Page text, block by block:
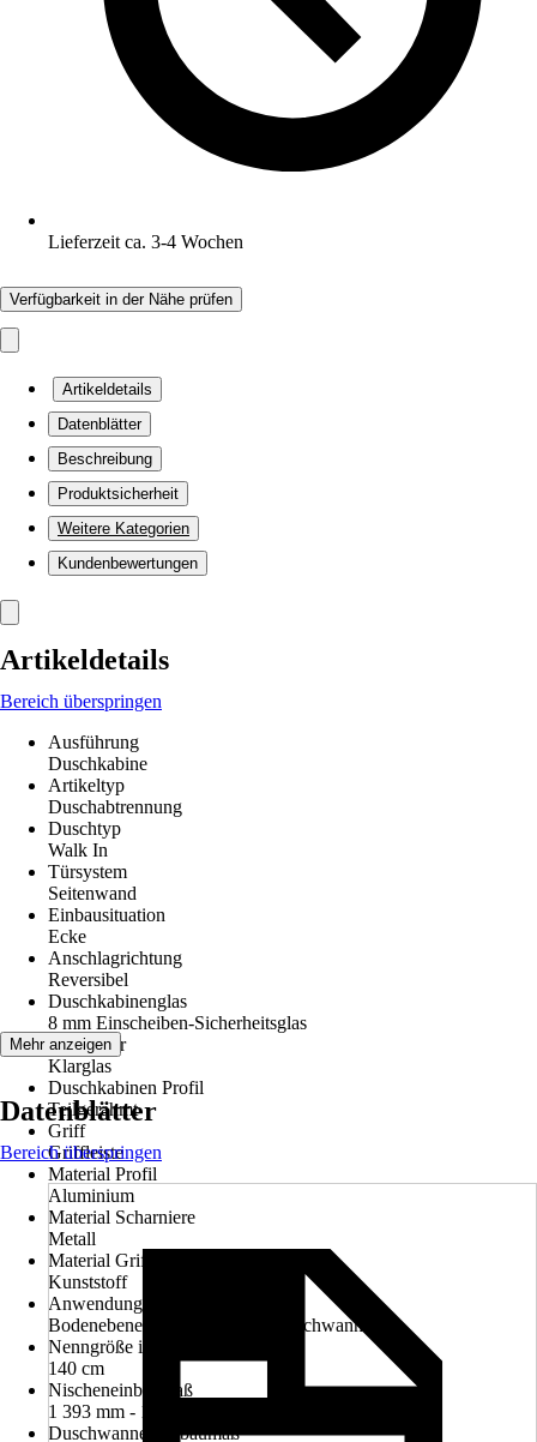
Lieferzeit ca. 3-4 Wochen
Verfügbarkeit in der Nähe prüfen
Artikeldetails
Datenblätter
Beschreibung
Produktsicherheit
Weitere Kategorien
Kundenbewertungen
Artikeldetails
Bereich überspringen
Ausführung
Duschkabine
Artikeltyp
Duschabtrennung
Duschtyp
Walk In
Türsystem
Seitenwand
Einbausituation
Ecke
Anschlagrichtung
Reversibel
Duschkabinenglas
8 mm Einscheiben-Sicherheitsglas
Glasdekor
Klarglas
Duschkabinen Profil
Teilgerahmt
Griff
Griffleiste
Material Profil
Aluminium
Material Scharniere
Metall
Material Griff
Kunststoff
Anwendungsbereich
Bodenebenes Duschelement, Duschwanne
Nenngröße in cm
140 cm
Nischeneinbaumaß
1 393 mm - 1 407 mm
Duschwanneneinbaumaß
Mehr anzeigen
Datenblätter
Bereich überspringen